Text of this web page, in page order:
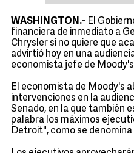
WASHINGTON.- El
financiera de inmediato a
Chrysler si no quiere que
advirtió hoy en una
economista jefe de
El economista de Moody's
intervenciones en la
Senado, en la que también
palabra los máximos
Detroit", como se